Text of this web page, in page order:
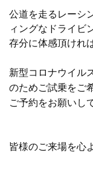
公道を走るレーシ
ィングなドライビ
存分に体感頂けれ
新型コロナウイル
のためご試乗をご
ご予約をお願いし
皆様のご来場を心